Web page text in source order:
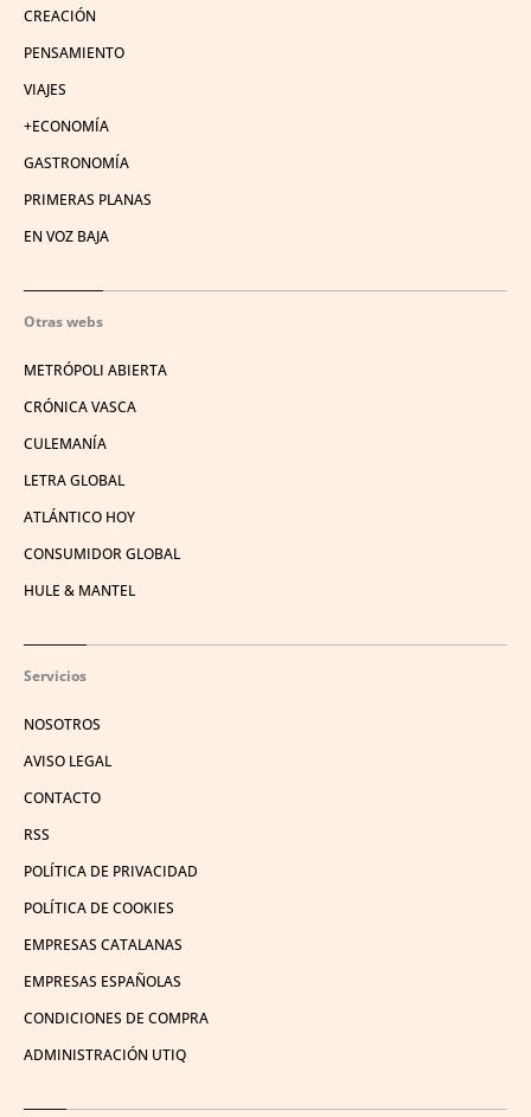
CREACIÓN
PENSAMIENTO
VIAJES
+ECONOMÍA
GASTRONOMÍA
PRIMERAS PLANAS
EN VOZ BAJA
Otras webs
METRÓPOLI ABIERTA
CRÓNICA VASCA
CULEMANÍA
LETRA GLOBAL
ATLÁNTICO HOY
CONSUMIDOR GLOBAL
HULE & MANTEL
Servicios
NOSOTROS
AVISO LEGAL
CONTACTO
RSS
POLÍTICA DE PRIVACIDAD
POLÍTICA DE COOKIES
EMPRESAS CATALANAS
EMPRESAS ESPAÑOLAS
CONDICIONES DE COMPRA
ADMINISTRACIÓN UTIQ